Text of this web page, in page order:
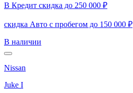
В Кредит скидка до 250 000 ₽
скидка Авто с пробегом до 150 000 ₽
В наличии
Nissan
Juke I